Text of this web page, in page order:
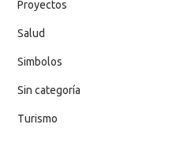
Proyectos
Salud
Simbolos
Sin categoría
Turismo